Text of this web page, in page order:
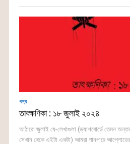
গদ্য
তাৎক্ষণিকা : ১৮ জুলাই ২০২৪
আঠারো জুলাই যে-লেখাগুলা (ড্যাশবোর্ডে তেমন
সেখান থেকে এইটা একটা) আমরা গানপারে আপ্লোডের